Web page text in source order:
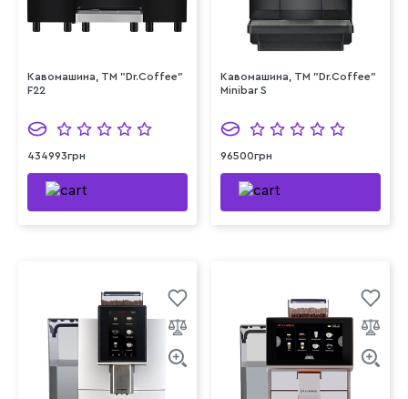
Кавомашина, ТМ "Dr.Coffee"
F22
434993грн
Кавомашина, ТМ "Dr.Coffee"
Minibar S
96500грн